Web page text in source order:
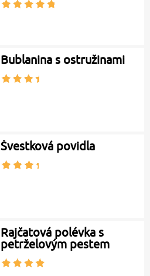
Bublanina s ostružinami
Švestková povidla
Rajčatová polévka s
petrželovým pestem